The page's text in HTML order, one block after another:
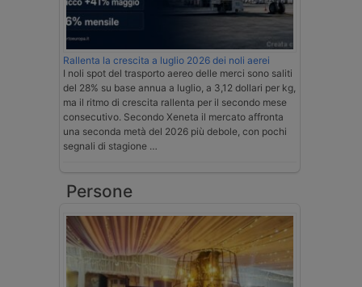
Rallenta la crescita a luglio 2026 dei noli aerei
I noli spot del trasporto aereo delle merci sono saliti
del 28% su base annua a luglio, a 3,12 dollari per kg,
ma il ritmo di crescita rallenta per il secondo mese
consecutivo. Secondo Xeneta il mercato affronta
una seconda metà del 2026 più debole, con pochi
segnali di stagione …
Persone